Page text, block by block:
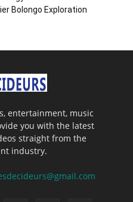
Bolongo Exploration
entertainment, music
you with the latest
straight from the
industry.